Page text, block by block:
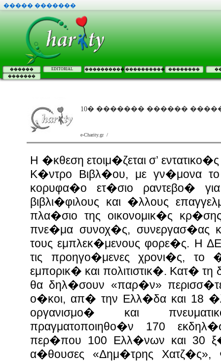
����� �������
������ EDITORIAL ���������� ���������� ��������
�������
10� ������� ������
e-Charity.gr /
Η �κθεση ετοιμ�ζεται σ’
Κ�ντρο Βιβλ�ου, με γν�μονα
κορυφα�ο ετ�σιο ραντεβο�
βιβλι�φιλους και �λλους
πλα�σιο της οικονομικ�ς
πνε�μα συνοχ�ς, συνεργασ�ας
τους εμπλεκ�μενους φορε�ς. Η
τις προηγο�μενες χρονι�ς, το
εμπορικ� και πολιτιστικ�. Κατ� τη
θα δηλ�σουν «παρ�ν»
ο�κοι, απ� την Ελλ�δα και 18
οργανισμο� και
πραγματοποιηθο�ν 170
περ�που 100 Ελλ�νων και 30
α�θουσες «Δημ�τρης Χατζ�ς»,